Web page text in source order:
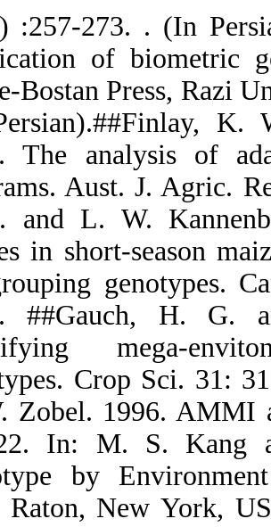
4. (2) :257-
Taghe-
(In
1963. The
programs.
T. R. and
studies in
for
1034.
genotypes.
R. W.
85-122.
Genotype
Boca